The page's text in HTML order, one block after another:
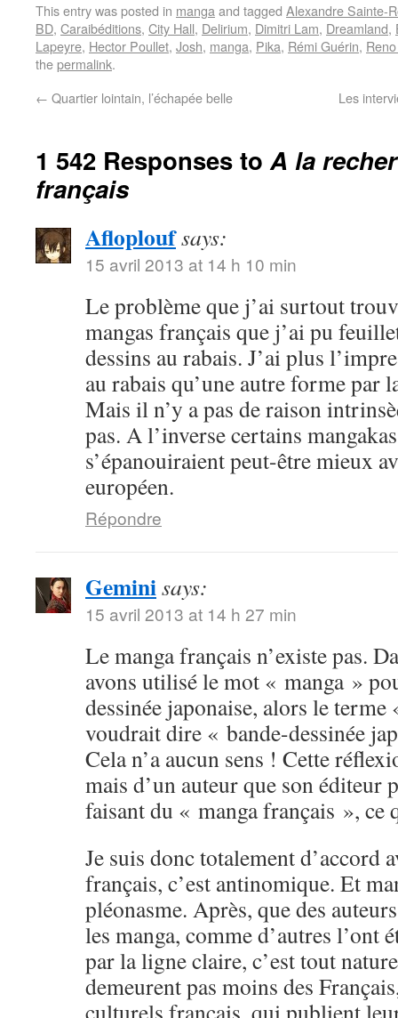
This entry was posted in manga and tagged Alexandre Sainte-
BD, Caraibéditions, City Hall, Delirium, Dimitri Lam, Dreamland,
Lapeyre, Hector Poullet, Josh, manga, Pika, Rémi Guérin,
thepermalink.
← Quartier lointain, l’échapée belle Les
1 542 Responses toA la
français
Afloploufsays:
15 avril 2013 at 14 h 10 min
Le problème que j’ai surtout
mangas français que j’ai pu
dessins au rabais. J’ai plus
au rabais qu’une autre forme par
Mais il n’y a pas de raison
pas. A l’inverse certains
s’épanouiraient peut-être mieux
européen.
Répondre
Geminisays:
15 avril 2013 at 14 h 27 min
Le manga français n’existe pas.
avons utilisé le mot « manga »
dessinée japonaise, alors le
voudrait dire « bande-dessinée
Cela n’a aucun sens ! Cette
mais d’un auteur que son éditeur
faisant du « manga français », ce
Je suis donc totalement d’accord
français, c’est antinomique. Et
pléonasme. Après, que des
les manga, comme d’autres l’ont
par la ligne claire, c’est tout
demeurent pas moins des
culturels français, qui publient